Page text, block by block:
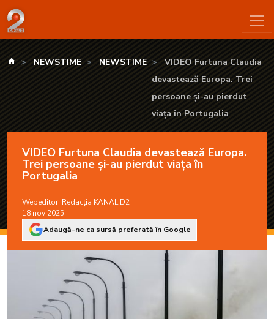
VIDEO Furtuna Claudia devastează Europa. Trei persoane
kanald.ro
NEWSTIME NEWSTIME
VIDEO Furtuna Claudia
devastează Europa. Trei
persoane și-au pierdut
viața în Portugalia
VIDEO Furtuna Claudia devastează Europa.
Trei persoane și-au pierdut viața în
Portugalia
Webeditor: Redacția KANAL D2
18 nov 2025
Adaugă-ne ca sursă preferată în Google